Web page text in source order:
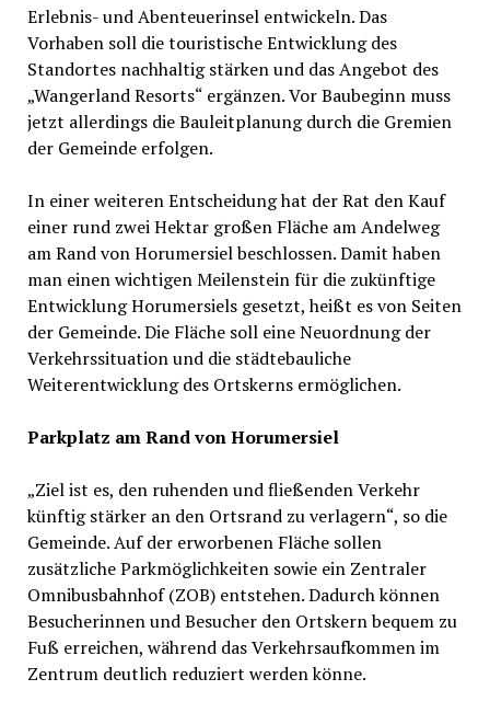
Erlebnis- und Abenteuerinsel entwickeln. Das
Vorhaben soll die touristische Entwicklung des
Standortes nachhaltig stärken und das Angebot des
„Wangerland Resorts“ ergänzen. Vor Baubeginn muss
jetzt allerdings die Bauleitplanung durch die Gremien
der Gemeinde erfolgen.
In einer weiteren Entscheidung hat der Rat den Kauf
einer rund zwei Hektar großen Fläche am Andelweg
am Rand von Horumersiel beschlossen. Damit haben
man einen wichtigen Meilenstein für die zukünftige
Entwicklung Horumersiels gesetzt, heißt es von Seiten
der Gemeinde. Die Fläche soll eine Neuordnung der
Verkehrssituation und die städtebauliche
Weiterentwicklung des Ortskerns ermöglichen.
Parkplatz am Rand von Horumersiel
„Ziel ist es, den ruhenden und fließenden Verkehr
künftig stärker an den Ortsrand zu verlagern“, so die
Gemeinde. Auf der erworbenen Fläche sollen
zusätzliche Parkmöglichkeiten sowie ein Zentraler
Omnibusbahnhof (ZOB) entstehen. Dadurch können
Besucherinnen und Besucher den Ortskern bequem zu
Fuß erreichen, während das Verkehrsaufkommen im
Zentrum deutlich reduziert werden könne.